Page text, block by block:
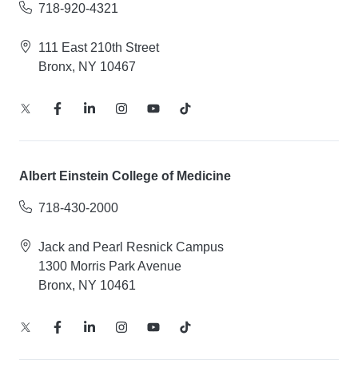
718-920-4321
111 East 210th Street
Bronx, NY 10467
Albert Einstein College of Medicine
718-430-2000
Jack and Pearl Resnick Campus
1300 Morris Park Avenue
Bronx, NY 10461